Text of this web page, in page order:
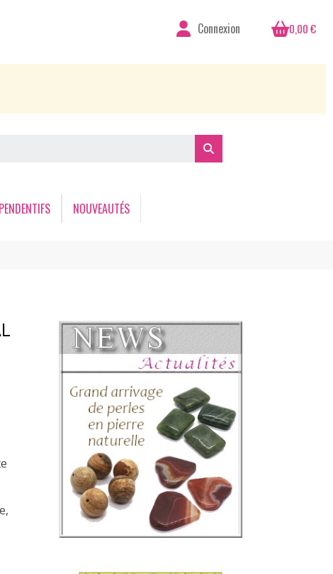
Connexion 0,00 €
NOUVEAUTÉS